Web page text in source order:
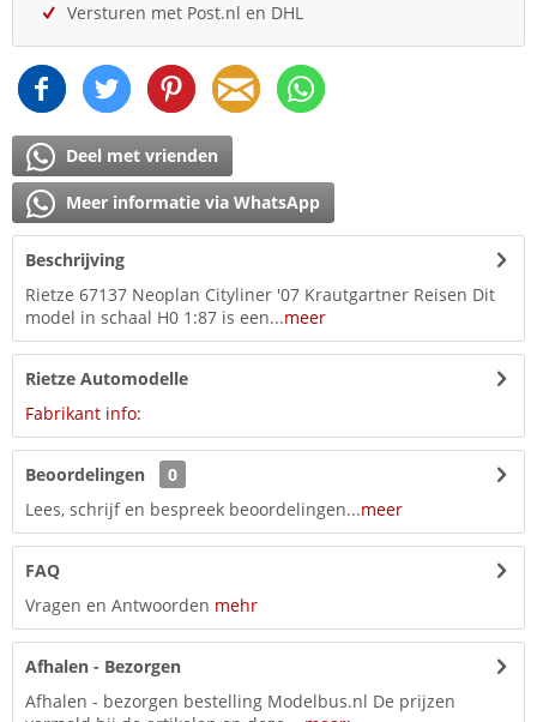
Versturen met Post.nl en DHL
Deel met vrienden
Meer informatie via WhatsApp
Beschrijving
Rietze 67137 Neoplan Cityliner '07 Krautgartner Reisen Dit
model in schaal H0 1:87 is een...meer
Rietze Automodelle
Fabrikant info:
Beoordelingen
0
Lees, schrijf en bespreek beoordelingen...meer
FAQ
Vragen en Antwoorden mehr
Afhalen - Bezorgen
Afhalen - bezorgen bestelling Modelbus.nl De prijzen